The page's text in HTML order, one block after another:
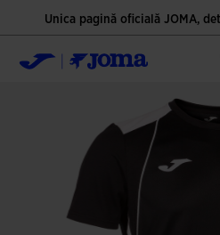
Unica pagină oficială JOMA,